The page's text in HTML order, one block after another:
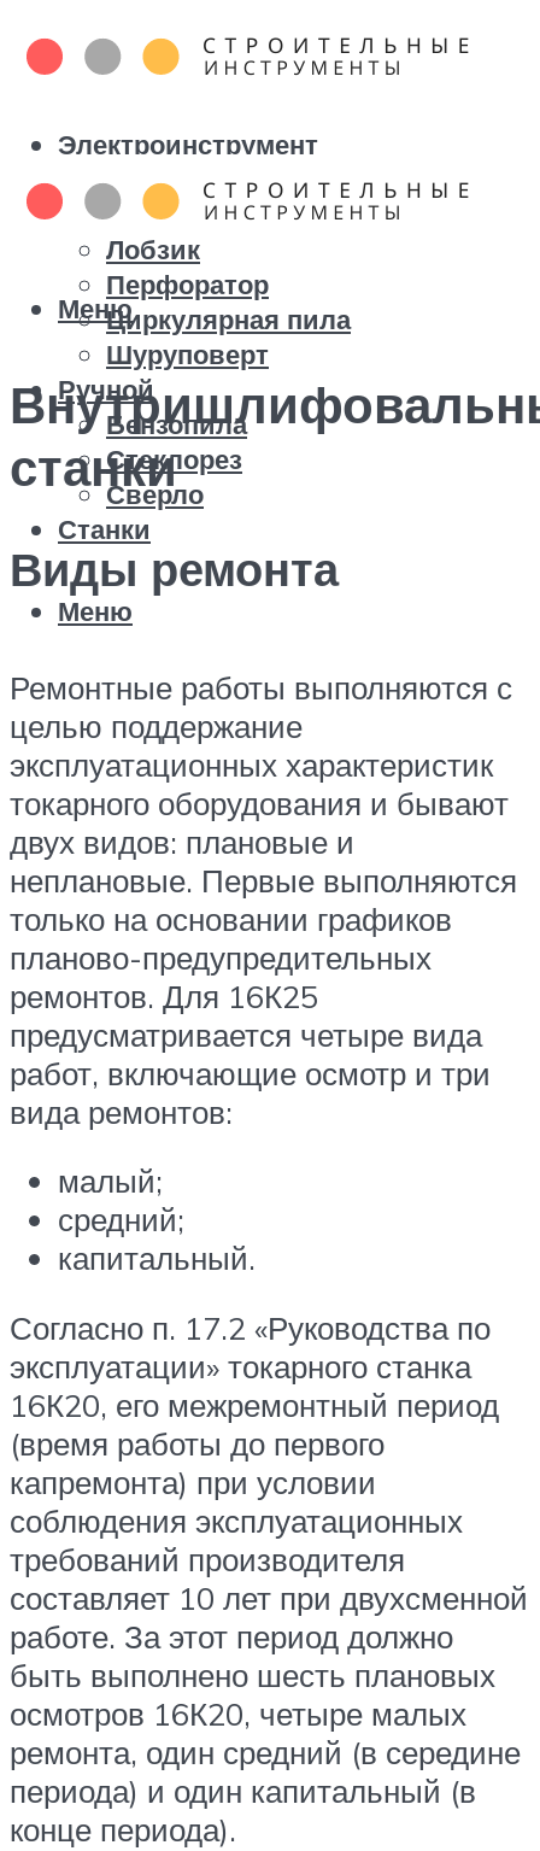
Электроинструмент
Болгарка
Дрель
Лобзик
Перфоратор
Циркулярная пила
Шуруповерт
Ручной
Бензопила
Стеклорез
Сверло
Станки
Меню
Меню
станки
Виды ремонта
Ремонтные работы выполняются с
целью поддержание
эксплуатационных характеристик
токарного оборудования и бывают
двух видов: плановые и
неплановые. Первые выполняются
только на основании графиков
планово-предупредительных
ремонтов. Для 16К25
предусматривается четыре вида
работ, включающие осмотр и три
вида ремонтов:
малый;
средний;
капитальный.
Согласно п. 17.2 «Руководства по
эксплуатации» токарного станка
16К20, его межремонтный период
(время работы до первого
капремонта) при условии
соблюдения эксплуатационных
требований производителя
составляет 10 лет при двухсменной
работе. За этот период должно
быть выполнено шесть плановых
осмотров 16К20, четыре малых
ремонта, один средний (в середине
периода) и один капитальный (в
конце периода).